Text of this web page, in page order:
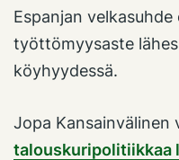
Espanjan
työttömyysaste
köyhyydessä.
Jopa Kansainvälinen
talouskuripolitiikkaa